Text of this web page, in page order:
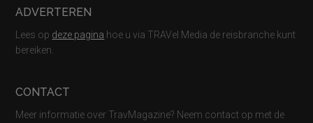
ADVERTEREN
Lees op deze pagina hoe u via TRAVel Media de reisbranche kunt
bereiken.
CONTACT
Meer informatie over TravMagazine? Neem contact op met de